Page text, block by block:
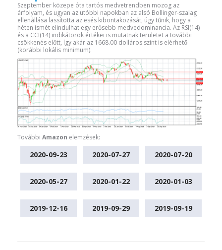
Szeptember közepe óta tartós medvetrendben mozog az
árfolyam, és ugyan az utóbbi napokban az alsó Bollinger-szalag
ellenállása lassította az esés kibontakozását, úgy tűnik, hogy a
héten ismét elindulhat egy erősebb medvedominancia. Az RSI(14)
és a CCI(14) indikátorok értékei is mutatnak területet a további
csökkenés előtt, így akár az 1668.00 dolláros szint is elérhető
(korábbi lokális minimum).
További Amazon elemzések:
2020-09-23 2020-07-27 2020-07-20
2020-05-27 2020-01-22 2020-01-03
2019-12-16 2019-09-29 2019-09-19